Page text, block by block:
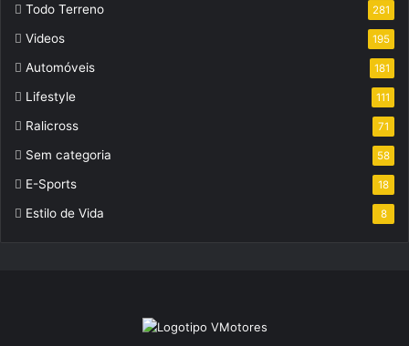
Todo Terreno 281
Videos 195
Automóveis 181
Lifestyle 111
Ralicross 71
Sem categoria 58
E-Sports 18
Estilo de Vida 8